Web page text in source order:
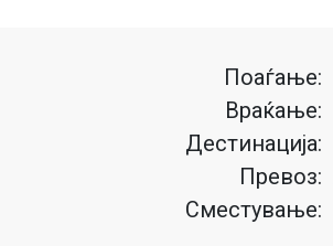
Поаѓање:
Враќање:
Дестинација:
Превоз:
Сместување: